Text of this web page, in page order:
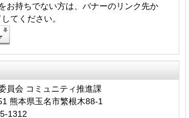
お持ちでない方は、バナーのリンク先か
てください。
員会 コミュニティ推進課
熊本県玉名市繁根木88-1
1312